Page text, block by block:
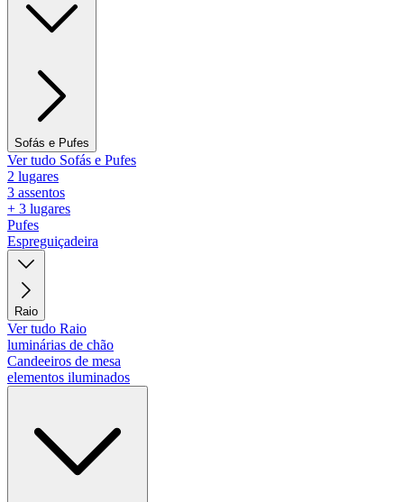
Sofás e Pufes
Ver tudo Sofás e Pufes
2 lugares
3 assentos
+ 3 lugares
Pufes
Espreguiçadeira
Raio
Ver tudo Raio
luminárias de chão
Candeeiros de mesa
elementos iluminados